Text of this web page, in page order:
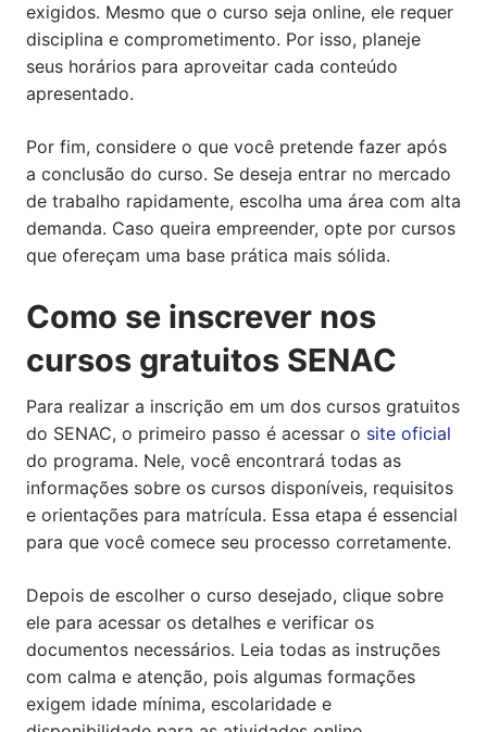
exigidos. Mesmo que o curso seja online, ele requer
disciplina e comprometimento. Por isso, planeje
seus horários para aproveitar cada conteúdo
apresentado.
Por fim, considere o que você pretende fazer após
a conclusão do curso. Se deseja entrar no mercado
de trabalho rapidamente, escolha uma área com alta
demanda. Caso queira empreender, opte por cursos
que ofereçam uma base prática mais sólida.
Como se inscrever nos
cursos gratuitos SENAC
Para realizar a inscrição em um dos cursos gratuitos
do SENAC, o primeiro passo é acessar o site oficial
do programa. Nele, você encontrará todas as
informações sobre os cursos disponíveis, requisitos
e orientações para matrícula. Essa etapa é essencial
para que você comece seu processo corretamente.
Depois de escolher o curso desejado, clique sobre
ele para acessar os detalhes e verificar os
documentos necessários. Leia todas as instruções
com calma e atenção, pois algumas formações
exigem idade mínima, escolaridade e